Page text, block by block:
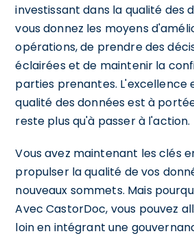
investissant dans la qualité des
vous donnez les moyens
opérations, de prendre des
éclairées et de maintenir la
parties prenantes. L'excellence
qualité des données est à
reste plus qu'à passer à l'action.
Vous avez maintenant les clés
propulser la qualité de vos
nouveaux sommets. Mais
Avec CastorDoc, vous pouvez
loin en intégrant une